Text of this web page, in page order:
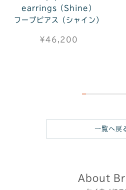
earrings（Shine）
フープピアス（シャイン）
¥46,200
一覧へ戻
About